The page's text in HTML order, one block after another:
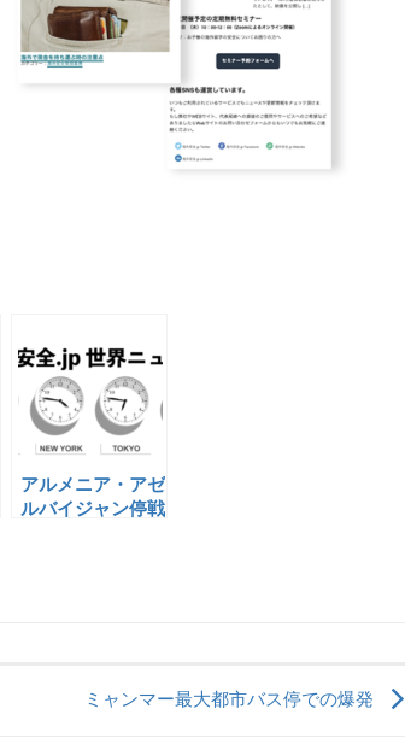
アルメニア・アゼ
ルバイジャン停戦
ミャンマー最大都市バス停での爆発